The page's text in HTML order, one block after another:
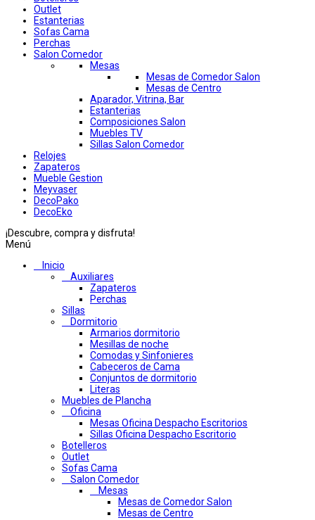
Outlet
Estanterias
Sofas Cama
Perchas
Salon Comedor
Mesas
Mesas de Comedor Salon
Mesas de Centro
Aparador, Vitrina, Bar
Estanterias
Composiciones Salon
Muebles TV
Sillas Salon Comedor
Relojes
Zapateros
Mueble Gestion
Meyvaser
DecoPako
DecoEko
¡Descubre, compra y disfruta!
Menú
Inicio
Auxiliares
Zapateros
Perchas
Sillas
Dormitorio
Armarios dormitorio
Mesillas de noche
Comodas y Sinfonieres
Cabeceros de Cama
Conjuntos de dormitorio
Literas
Muebles de Plancha
Oficina
Mesas Oficina Despacho Escritorios
Sillas Oficina Despacho Escritorio
Botelleros
Outlet
Sofas Cama
Salon Comedor
Mesas
Mesas de Comedor Salon
Mesas de Centro